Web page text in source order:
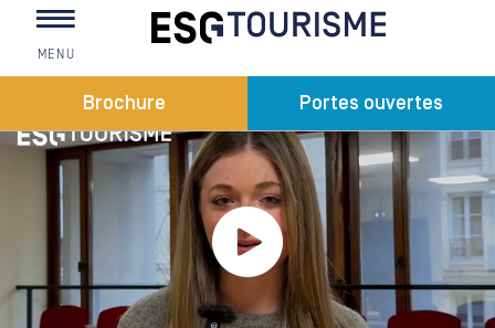
MENU
Brochure Portes ouvertes
Vous êtes ici